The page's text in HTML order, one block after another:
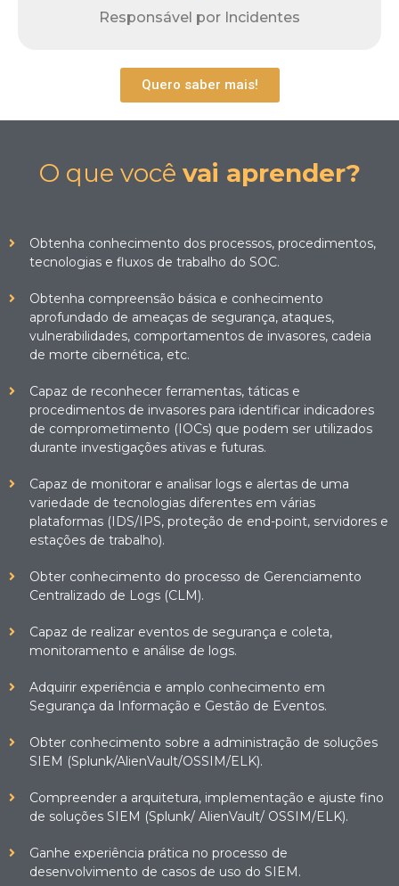
Responsável por Incidentes
Quero saber mais!
O que você vai aprender?
Obtenha conhecimento dos processos, procedimentos,
tecnologias e fluxos de trabalho do SOC.
Obtenha compreensão básica e conhecimento
aprofundado de ameaças de segurança, ataques,
vulnerabilidades, comportamentos de invasores, cadeia
de morte cibernética, etc.
Capaz de reconhecer ferramentas, táticas e
procedimentos de invasores para identificar indicadores
de comprometimento (IOCs) que podem ser utilizados
durante investigações ativas e futuras.
Capaz de monitorar e analisar logs e alertas de uma
variedade de tecnologias diferentes em várias
plataformas (IDS/IPS, proteção de end-point, servidores e
estações de trabalho).
Obter conhecimento do processo de Gerenciamento
Centralizado de Logs (CLM).
Capaz de realizar eventos de segurança e coleta,
monitoramento e análise de logs.
Adquirir experiência e amplo conhecimento em
Segurança da Informação e Gestão de Eventos.
Obter conhecimento sobre a administração de soluções
SIEM (Splunk/AlienVault/OSSIM/ELK).
Compreender a arquitetura, implementação e ajuste fino
de soluções SIEM (Splunk/ AlienVault/ OSSIM/ELK).
Ganhe experiência prática no processo de
desenvolvimento de casos de uso do SIEM.